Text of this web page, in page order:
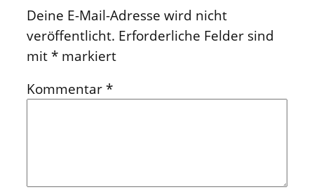
Deine E-Mail-Adresse wird nicht
veröffentlicht. Erforderliche Felder sind
mit * markiert
Kommentar *